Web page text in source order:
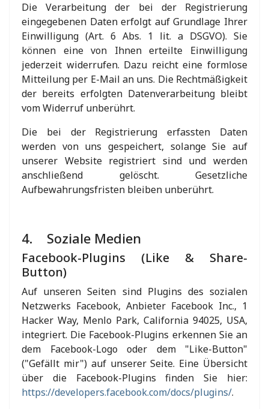
Die Verarbeitung der bei der Registrierung
eingegebenen Daten erfolgt auf Grundlage Ihrer
Einwilligung (Art. 6 Abs. 1 lit. a DSGVO). Sie
können eine von Ihnen erteilte Einwilligung
jederzeit widerrufen. Dazu reicht eine formlose
Mitteilung per E-Mail an uns. Die Rechtmäßigkeit
der bereits erfolgten Datenverarbeitung bleibt
vom Widerruf unberührt.
Die bei der Registrierung erfassten Daten
werden von uns gespeichert, solange Sie auf
unserer Website registriert sind und werden
anschließend gelöscht. Gesetzliche
Aufbewahrungsfristen bleiben unberührt.
4. Soziale Medien
Facebook-Plugins (Like & Share-
Button)
Auf unseren Seiten sind Plugins des sozialen
Netzwerks Facebook, Anbieter Facebook Inc., 1
Hacker Way, Menlo Park, California 94025, USA,
integriert. Die Facebook-Plugins erkennen Sie an
dem Facebook-Logo oder dem "Like-Button"
("Gefällt mir") auf unserer Seite. Eine Übersicht
über die Facebook-Plugins finden Sie hier:
https://developers.facebook.com/docs/plugins/.